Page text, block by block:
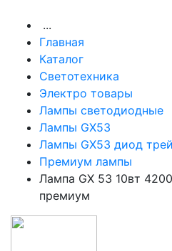
...
Главная
Каталог
Светотехника
Электро товары
Лампы светодиодные
Лампы GX53
Лампы GX53 диод
Премиум лампы
Лампа GX 53 10вт
премиум